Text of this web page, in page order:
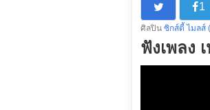
1
ศิลปิน ซิกส์ตี้ ไมลส์
ฟังเพลง